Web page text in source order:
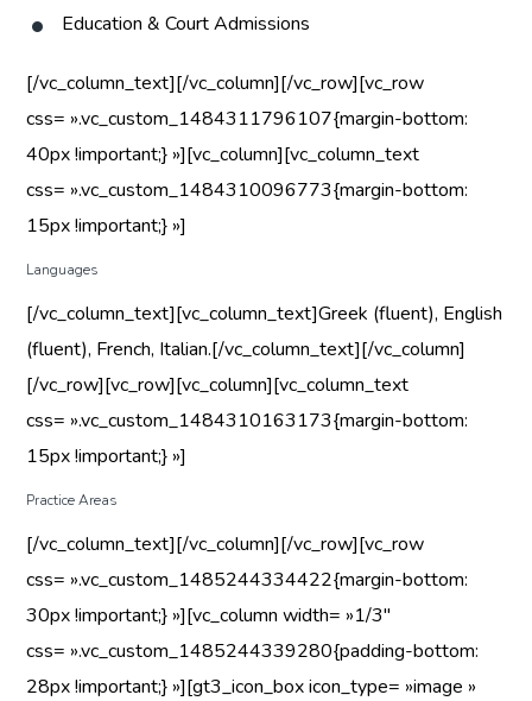
Education & Court Admissions
[/vc_column_text][/vc_column][/vc_row][vc_row
css= ».vc_custom_1484311796107{margin-bottom:
40px !important;} »][vc_column][vc_column_text
css= ».vc_custom_1484310096773{margin-bottom:
15px !important;} »]
Languages
[/vc_column_text][vc_column_text]Greek (fluent), English
(fluent), French, Italian.[/vc_column_text][/vc_column]
[/vc_row][vc_row][vc_column][vc_column_text
css= ».vc_custom_1484310163173{margin-bottom:
15px !important;} »]
Practice Areas
[/vc_column_text][/vc_column][/vc_row][vc_row
css= ».vc_custom_1485244334422{margin-bottom:
30px !important;} »][vc_column width= »1/3″
css= ».vc_custom_1485244339280{padding-bottom:
28px !important;} »][gt3_icon_box icon_type= »image »